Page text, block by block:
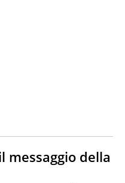
messaggio della